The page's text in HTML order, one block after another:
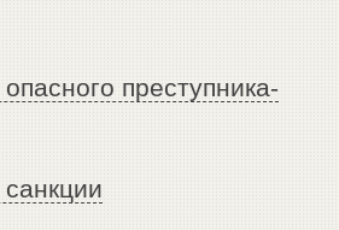
преступника-